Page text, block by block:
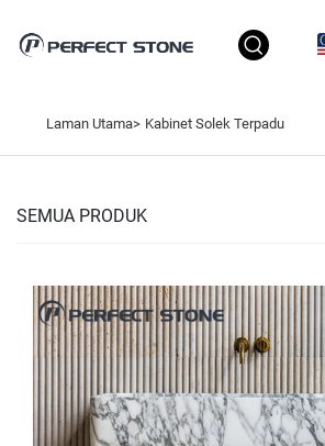
Laman Utama> Kabinet Solek Terpadu
SEMUA PRODUK